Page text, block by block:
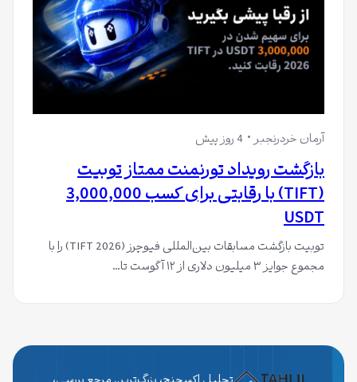
آرمان خردرنجبر 4 روز پیش
بازگشت رویداد تورنمنت ممتاز تو‌بیت
(TIFT) با رقابتی برای کسب 3,000,000
USDT
توبیت بازگشت مسابقات بین‌المللی فیوچرز (TIFT 2026) را با
مجموع جوایز ۳ میلیون دلاری از ۱۲ آگوست تا…